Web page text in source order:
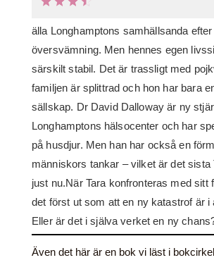
älla Longhamptons samhällsanda
översvämning. Men hennes egen
särskilt stabil. Det är trassligt med
familjen är splittrad och hon har bara
sällskap. Dr David Dalloway är ny
Longhamptons hälsocenter och har
på husdjur. Men han har också en
människors tankar – vilket är det sista
just nu.När Tara konfronteras med sitt
det först ut som att en ny katastrof är i
Eller är det i själva verket en ny
Även det här är en bok vi läst i